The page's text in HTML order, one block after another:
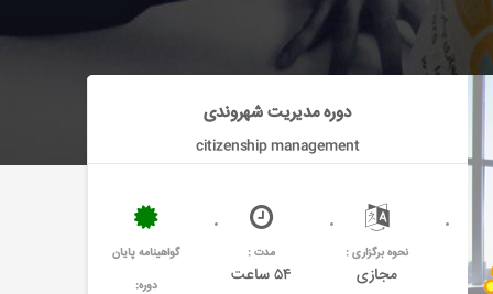
دوره مدیریت شهروندی
citizenship management
نحوه برگزاری :
مجازی
مدت :
۵۴ ساعت
گواهینامه پایان
دوره: